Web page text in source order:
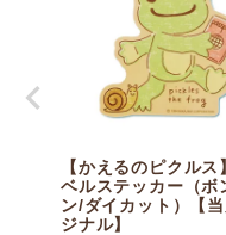
【かえるのピクルス
ベルステッカー（ボ
ン/ダイカット）【
ジナル】